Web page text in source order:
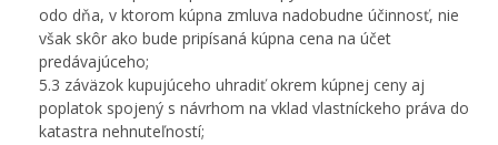
odo dňa, v ktorom kúpna zmluva nadobudne účinnosť, nie
však skôr ako bude pripísaná kúpna cena na účet
predávajúceho;
5.3 záväzok kupujúceho uhradiť okrem kúpnej ceny aj
poplatok spojený s návrhom na vklad vlastníckeho práva do
katastra nehnuteľností;